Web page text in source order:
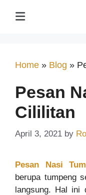
Home » Blog »
Pesan
Cililitan
April 3, 2021 by
Pesan Nasi
berupa tumpeng
langsung. Hal ini